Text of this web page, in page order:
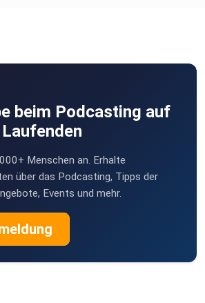
beim Podcasting auf
Menschen an. Erhalte
über das Podcasting, Tipps der
Events und mehr.